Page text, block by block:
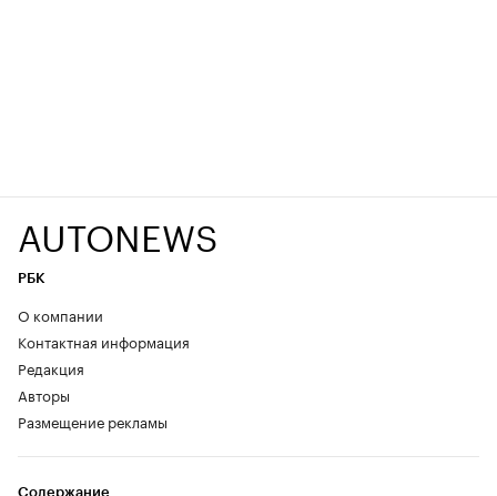
AUTONEWS
РБК
О компании
Контактная информация
Редакция
Авторы
Размещение рекламы
Содержание